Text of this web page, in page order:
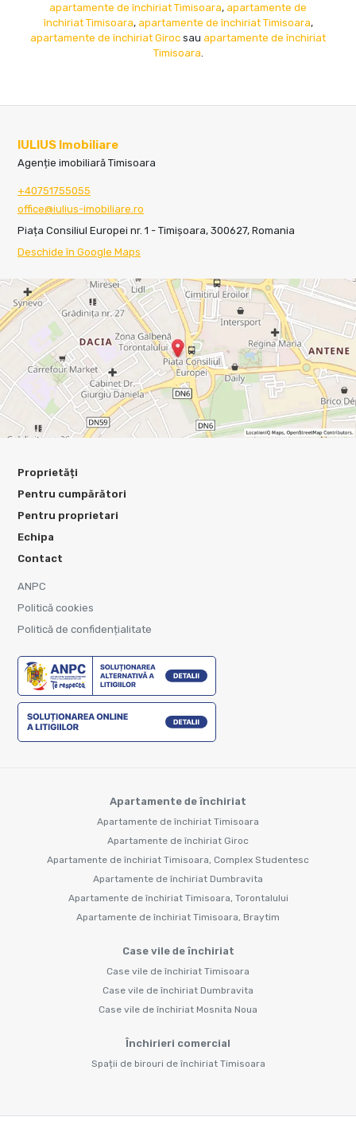
apartamente de închiriat Timisoara, apartamente de
închiriat Timisoara, apartamente de închiriat Timisoara,
apartamente de închiriat Giroc sau apartamente de închiriat
Timisoara
IULIUS Imobiliare
Agenție imobiliară Timisoara
+40751755055
office@iulius-imobiliare.ro
Piața Consiliul Europei nr. 1 - Timișoara, 300627, Romania
Deschide în Google Maps
Proprietăți
Pentru cumpărători
Pentru proprietari
Echipa
Contact
ANPC
Politică cookies
Politică de confidențialitate
Apartamente de închiriat
Apartamente de închiriat Timisoara
Apartamente de închiriat Giroc
Apartamente de închiriat Timisoara, Complex Studentesc
Apartamente de închiriat Dumbravita
Apartamente de închiriat Timisoara, Torontalului
Apartamente de închiriat Timisoara, Braytim
Case vile de închiriat
Case vile de închiriat Timisoara
Case vile de închiriat Dumbravita
Case vile de închiriat Mosnita Noua
Închirieri comercial
Spații de birouri de închiriat Timisoara